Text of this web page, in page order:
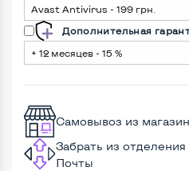
Дополнительная
Самовывоз из
Забрать из
Почты